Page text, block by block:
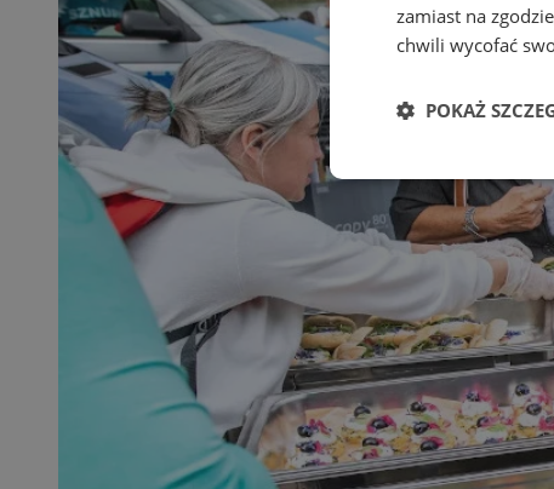
zamiast na
chwili wycofać
POKAŻ
Niezbędne
Niezbędne pliki
zarządzanie kontem.
Nazwa